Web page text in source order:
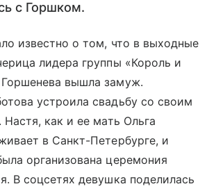
с Горшком.
известно о том, что в выходные
лидера группы «Король и
вышла замуж.
устроила свадьбу со своим
как и ее мать Ольга
в Санкт-Петербурге, и
организована церемония
В соцсетях девушка поделилась